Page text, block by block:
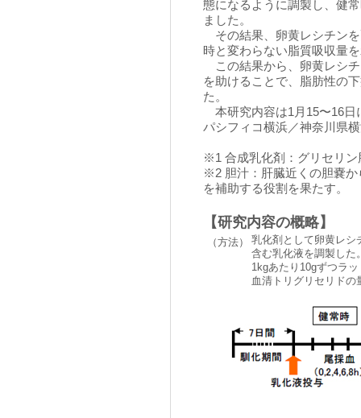
態になるように調製し、健
ました。
その結果、卵黄レシチン
時と変わらない脂質吸収量
この結果から、卵黄レシ
を助けることで、脂肪性の
た。
本研究内容は1月15〜16日
パシフィコ横浜／神奈川県
※1 合成乳化剤：グリセリ
※2 胆汁：肝臓近くの胆嚢
を補助する役割を果たす。
【研究内容の概略】
（方法）
乳化剤として卵黄レシ
含む乳化液を調製した
1kgあたり10gずつラ
血清トリグリセリドの